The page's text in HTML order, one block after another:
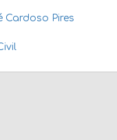
Cardoso Pires